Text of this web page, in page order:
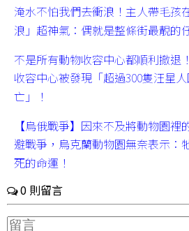
淹水不怕我們去衝浪！主人帶毛孩
浪」超神氣：偶就是整條街最靚的
不是所有動物收容中心都順利撤退
收容中心被發現「超過300隻汪星
亡」！
【烏俄戰爭】因來不及將動物園裡
避戰爭，烏克蘭動物園無奈表示：
死的命運！